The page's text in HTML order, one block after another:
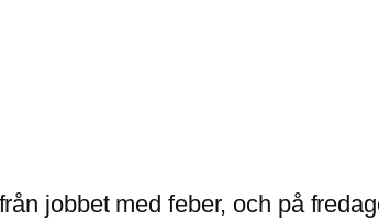
jobbet med feber, och på